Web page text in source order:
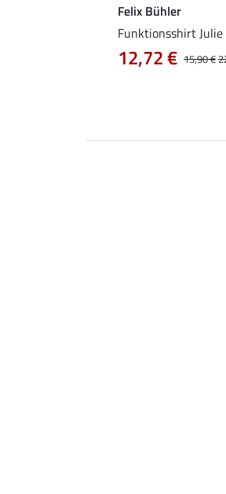
Felix Bühler
Funktionsshirt Julie
15,90 €
12,72 €